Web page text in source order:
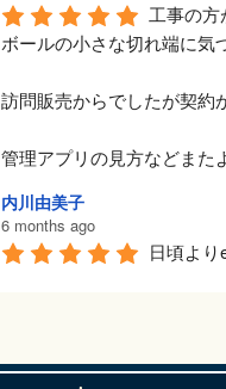
工事の
ボールの小さな切れ端に気
訪問販売からでしたが契約
管理アプリの見方などまた
内川由美子
6 months ago
日頃よ
7 months ago